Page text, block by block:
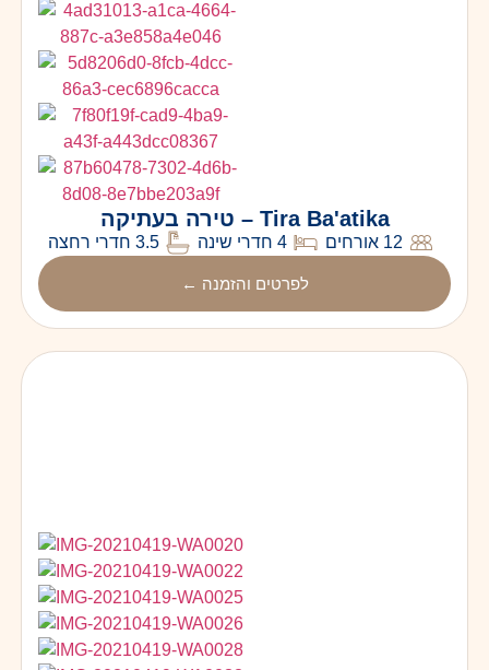
Tira Ba'atika – טירה בעתיקה
12 אורחים 4 חדרי שינה 3.5 חדרי רחצה
לפרטים והזמנה ←